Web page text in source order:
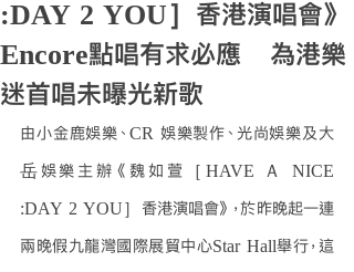
:DAY 2 YOU］香港演唱會》
Encore點唱有求必應 為港樂
迷首唱未曝光新歌
由小金鹿娛樂、CR 娛樂製作、光尚娛樂及大
岳娛樂主辦《魏如萱［HAVE Ａ NICE
:DAY 2 YOU］香港演唱會》，於昨晚起一連
兩晚假九龍灣國際展貿中心Star Hall舉行，這